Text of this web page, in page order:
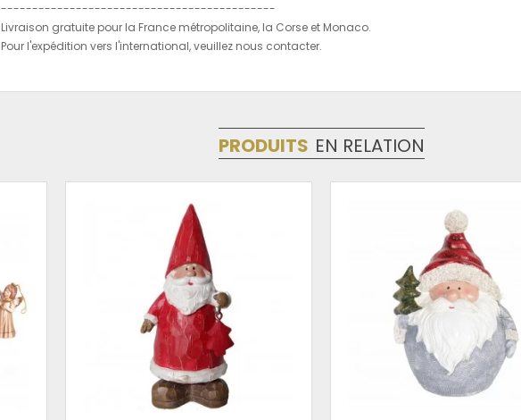
--------------------------------------------
Livraison gratuite pour la France métropolitaine, la Corse et Monaco.
Pour l'expédition vers l'international, veuillez nous contacter.
PRODUITS EN RELATION